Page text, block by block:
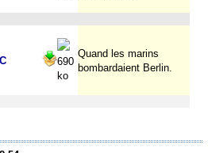
690
ko
Quand les marins
bombardaient Berlin.